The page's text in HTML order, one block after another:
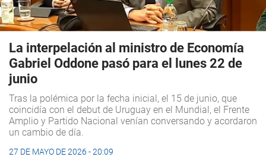
La interpelación al ministro de Economía
Gabriel Oddone pasó para el lunes 22 de
junio
Tras la polémica por la fecha inicial, el 15 de junio, que
coincidía con el debut de Uruguay en el Mundial, el Frente
Amplio y Partido Nacional venían conversando y acordaron
un cambio de día.
27 DE MAYO DE 2026 - 20:09